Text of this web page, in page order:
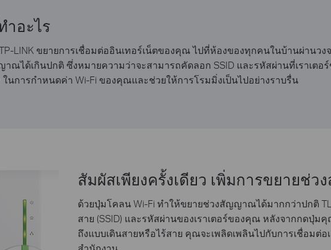
อะไร
TP-LINK ขยายการเชื่อมต่ออินเทอร์เน็ตของคุณ ไปที่ห้องของทุกคนในบ้านผ่าน
ณได้เกินปกติ ซึ่งหมายความว่าจะสามารถคัดลอก SSID และรหัสผ่านที่เราเตอ
นการกำหนดค่า Wi-Fi ของคุณและช่วยให้การโรมมิ่งเป็นไปอย่างราบรื่น
สัมผัสเพียงครั้งเดียว เพิ่มการขยายช่
ด้วยปุ่มโคลน Wi-Fi ทำให้ขยายช่วงสัญญาณได้มากกว่าปกติ
สาย (SSID) และรหัสผ่านของเราเตอร์ของคุณ หลังจากกดปุ่
ถึงแบบเดินสายหรือไร้สาย คุณจะเพลิดเพลินไปกับการเชื่อมต่